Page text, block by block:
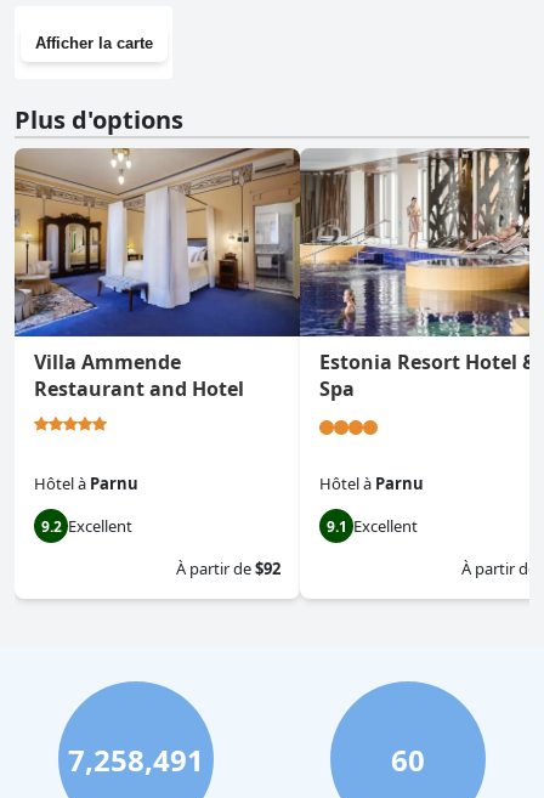
Afficher la carte
Plus d'options
Villa Ammende
Restaurant and Hotel
Hôtelà Parnu
9.2 Excellent
À partir de$92
Estonia Resort Hotel &
Spa
Hôtelà Parnu
9.1 Excellent
À partir de
7,258,491 60